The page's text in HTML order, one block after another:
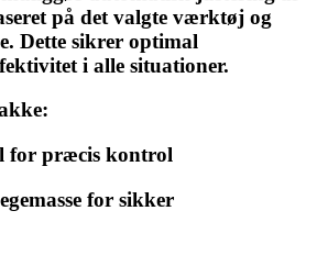
på det valgte værktøj og
Dette sikrer optimal
i alle situationer.
for præcis kontrol
for sikker